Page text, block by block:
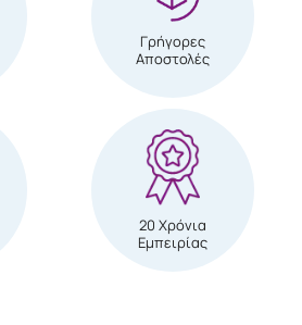
Γρήγορες
Αποστολές
20 Χρόνια
Εμπειρίας